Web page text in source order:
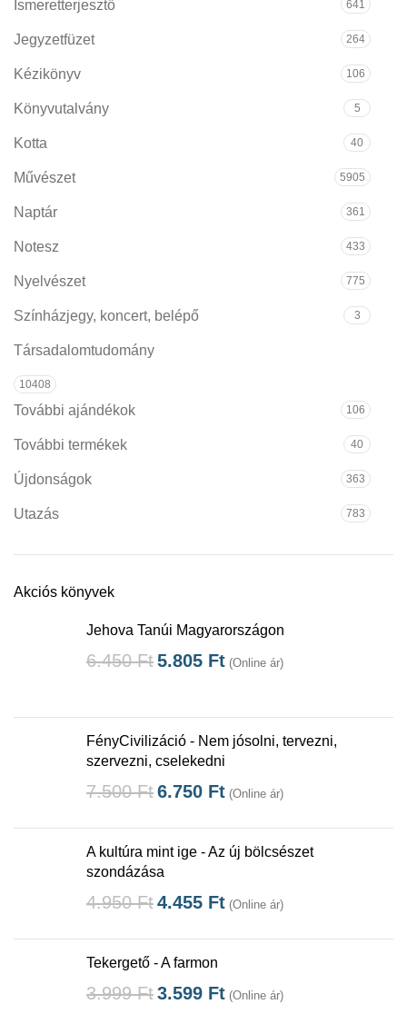
Ismeretterjesztő 641
Jegyzetfüzet 264
Kézikönyv 106
Könyvutalvány 5
Kotta 40
Művészet 5905
Naptár 361
Notesz 433
Nyelvészet 775
Színházjegy, koncert, belépő 3
Társadalomtudomány
10408
További ajándékok 106
További termékek 40
Újdonságok 363
Utazás 783
Akciós könyvek
Jehova Tanúi Magyarországon
6.450Ft5.805 Ft (Online ár)
FényCivilizáció - Nem jósolni, tervezni,
szervezni, cselekedni
7.500Ft6.750 Ft (Online ár)
A kultúra mint ige - Az új bölcsészet
szondázása
4.950Ft4.455 Ft (Online ár)
Tekergető - A farmon
3.999Ft3.599 Ft (Online ár)